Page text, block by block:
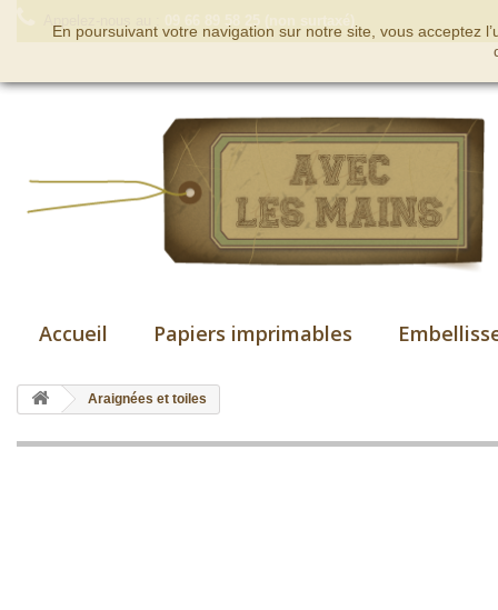
Accueil Papiers imprimables
Araignées et toiles
En poursuivant votre navigation sur notre site, vous acceptez